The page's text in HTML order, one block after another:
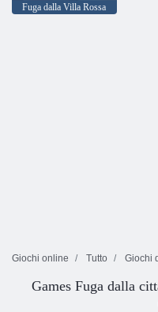
Fuga dalla Villa Rossa
Giochi online Tutto Giochi
Games Fuga dalla